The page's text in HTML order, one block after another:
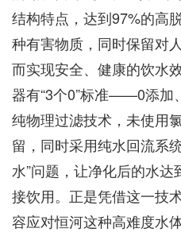
结构特点，达到97%的高
种有害物质，同时保留对
而实现安全、健康的饮水
器有“3个0”标准——0添加
纯物理过滤技术，未使用
留，同时采用纯水回流系
水”问题，让净化后的水
接饮用。正是凭借这一技
容应对恒河这种高难度水